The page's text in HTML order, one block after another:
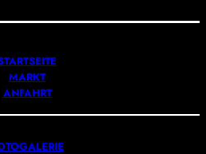
MARKT
ANFAHRT